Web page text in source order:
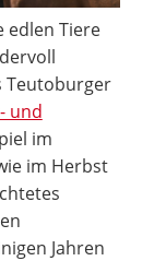
edlen Tiere
Teutoburger
und
im
im Herbst
Jahren